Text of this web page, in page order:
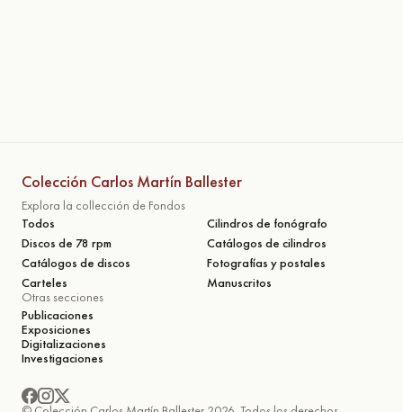
Colección Carlos Martín Ballester
Explora la collección de Fondos
Todos
Cilindros de fonógrafo
Discos de 78 rpm
Catálogos de cilindros
Catálogos de discos
Fotografías y postales
Carteles
Manuscritos
Otras secciones
Publicaciones
Exposiciones
Digitalizaciones
Investigaciones